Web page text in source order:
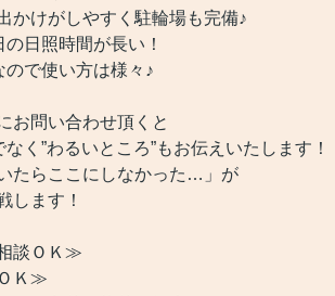
かけがしやすく駐輪場も完備♪
日照時間が長い！
で使い方は様々♪
お問い合わせ頂くと
なく”わるいところ”もお伝えいたします！
たらここにしなかった…」が
します！
談ＯＫ≫
Ｋ≫